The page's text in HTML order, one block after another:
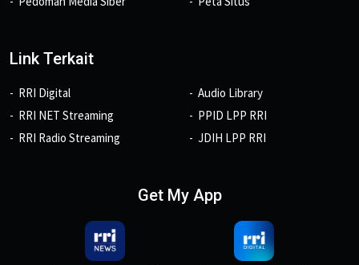
Link Terkait
RRI Digital
RRI NET Streaming
RRI Radio Streaming
Audio Library
PPID LPP RRI
JDIH LPP RRI
Get My App